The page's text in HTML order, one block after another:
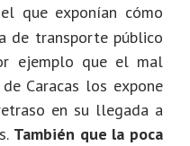
que exponían cómo
de transporte público
ejemplo que el mal
Caracas los expone
en su llegada a
También que la poca